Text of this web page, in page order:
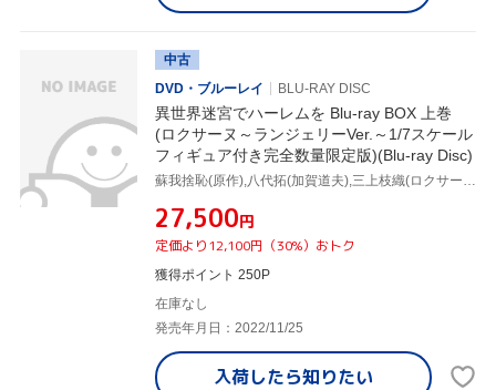
中古
DVD・ブルーレイ
BLU-RAY DISC
異世界迷宮でハーレムを Blu-ray BOX 上巻
(ロクサーヌ～ランジェリーVer.～1/7スケール
フィギュア付き完全数量限定版)(Blu-ray Disc)
¥27,500円
定価より12,100円（30%）おトク
獲得ポイント 250P
在庫なし
発売年月日：2022/11/25
入荷したら知りたい